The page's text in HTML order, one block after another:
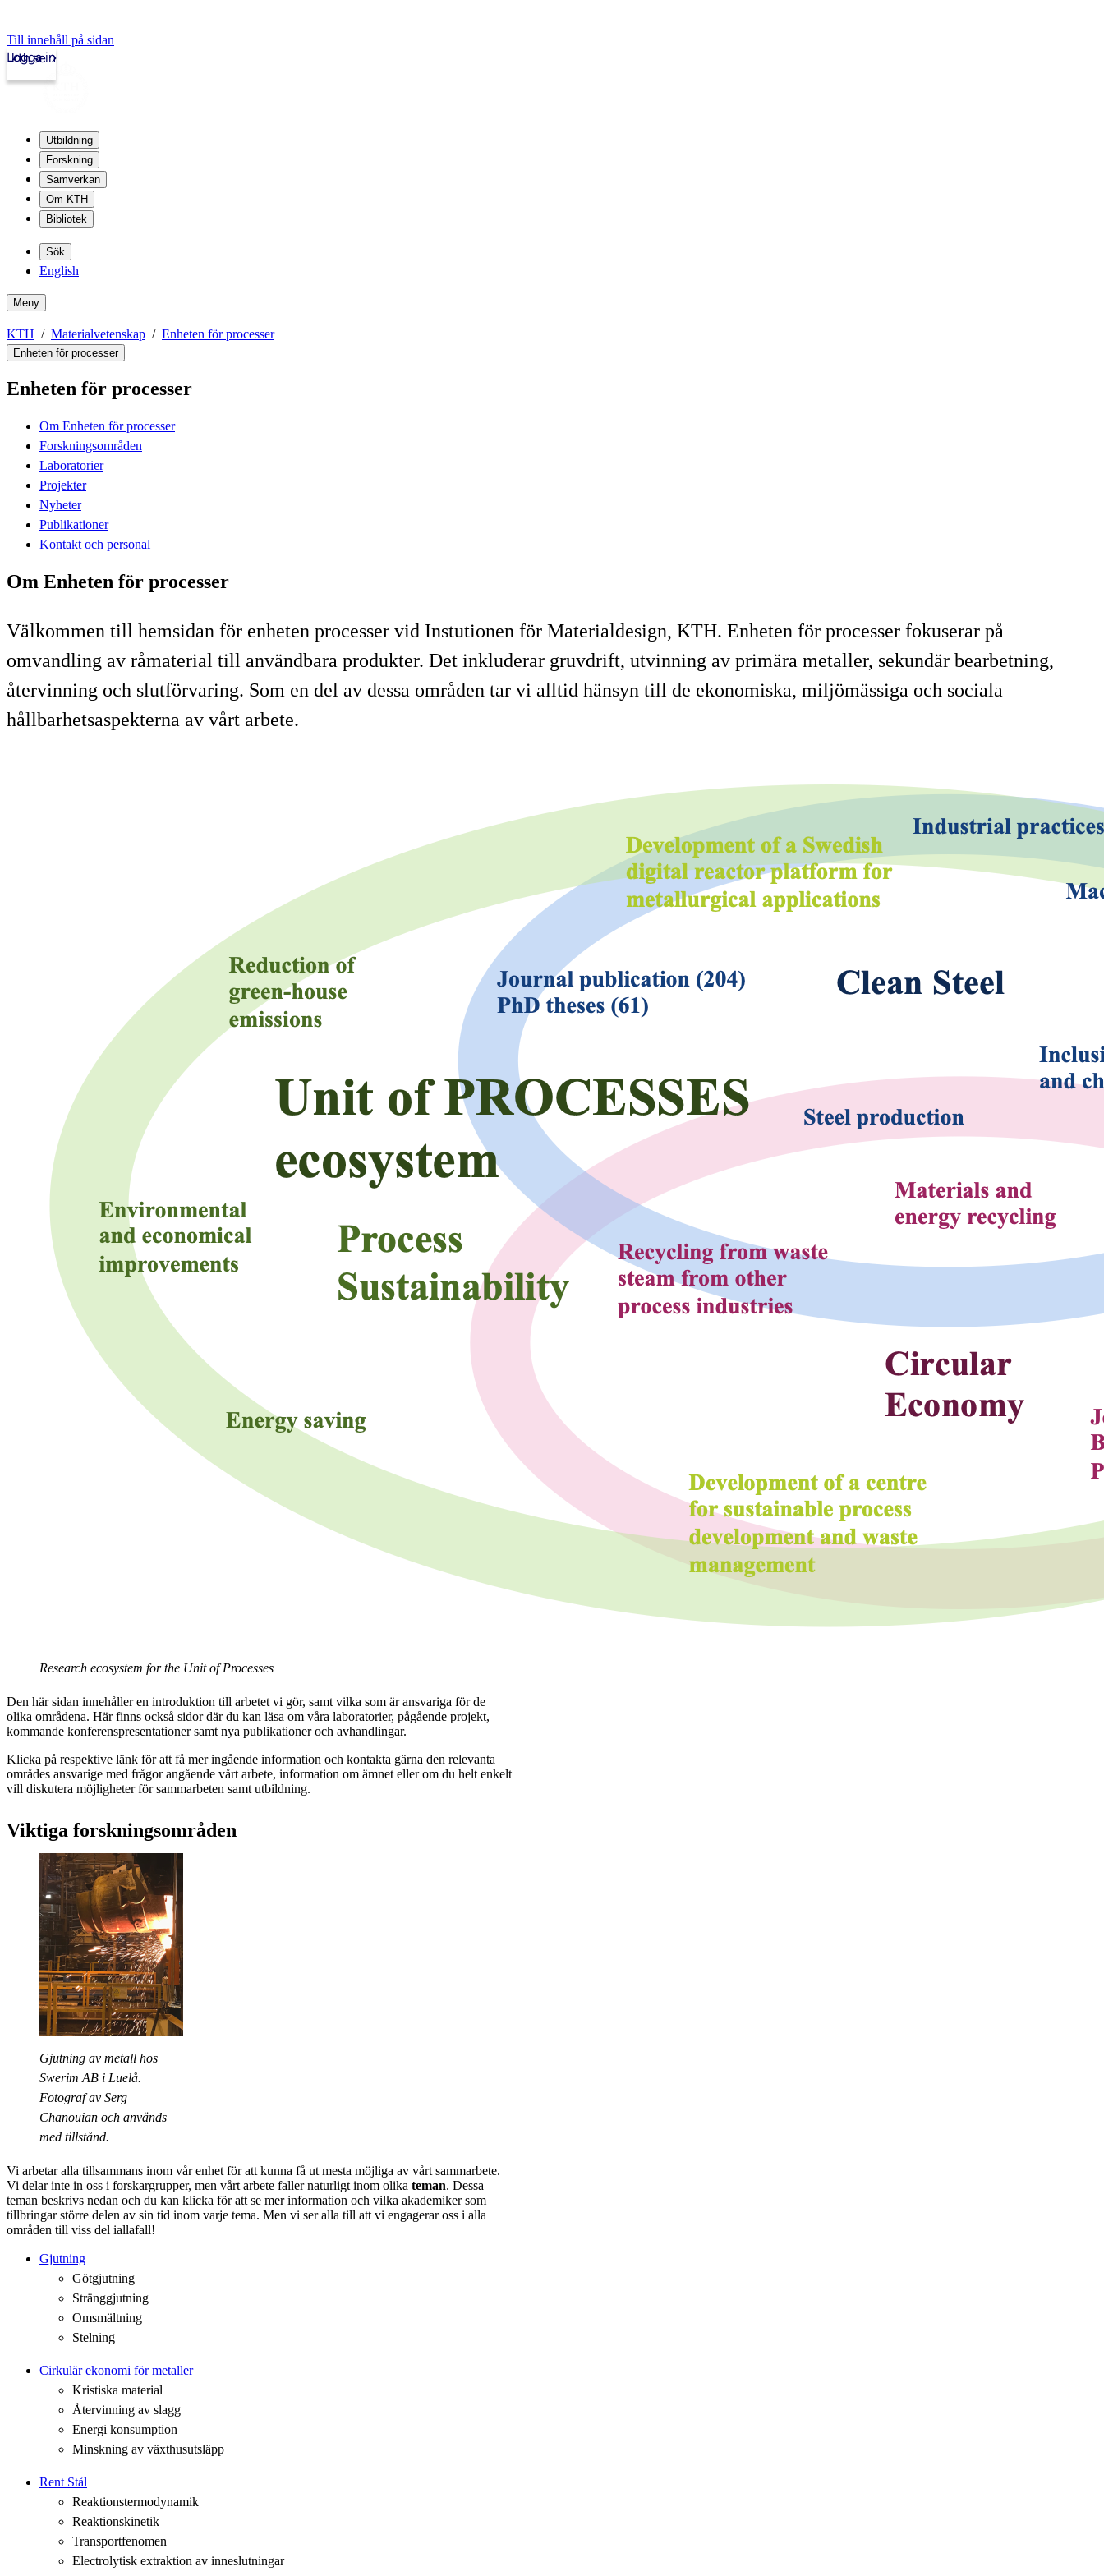
Till innehåll på sidan
kth.se
Logga in
Utbildning
Forskning
Samverkan
Om KTH
Bibliotek
Sök
English
Meny
KTH Materialvetenskap Enheten för processer
Enheten för processer
Enheten för processer
Om Enheten för processer
Forskningsområden
Laboratorier
Projekter
Nyheter
Publikationer
Kontakt och personal
Om Enheten för processer
Välkommen till hemsidan för enheten processer vid Instutionen för Materialdesign, KTH. Enheten för processer fokuserar på
omvandling av råmaterial till användbara produkter. Det inkluderar gruvdrift, utvinning av primära metaller, sekundär bearbetning,
återvinning och slutförvaring. Som en del av dessa områden tar vi alltid hänsyn till de ekonomiska, miljömässiga och sociala
hållbarhetsaspekterna av vårt arbete.
Research ecosystem for the Unit of Processes
Den här sidan innehåller en introduktion till arbetet vi gör, samt vilka som är ansvariga för de
olika områdena. Här finns också sidor där du kan läsa om våra laboratorier, pågående projekt,
kommande konferenspresentationer samt nya publikationer och avhandlingar.
Klicka på respektive länk för att få mer ingående information och kontakta gärna den relevanta
områdes ansvarige med frågor angående vårt arbete, information om ämnet eller om du helt enkelt
vill diskutera möjligheter för sammarbeten samt utbildning.
Viktiga forskningsområden
Gjutning av metall hos
Swerim AB i Luelå.
Fotograf av Serg
Chanouian och används
med tillstånd.
Vi arbetar alla tillsammans inom vår enhet för att kunna få ut mesta möjliga av vårt sammarbete.
Vi delar inte in oss i forskargrupper, men vårt arbete faller naturligt inom olika teman. Dessa
teman beskrivs nedan och du kan klicka för att se mer information och vilka akademiker som
tillbringar större delen av sin tid inom varje tema. Men vi ser alla till att vi engagerar oss i alla
områden till viss del iallafall!
Gjutning
Götgjutning
Stränggjutning
Omsmältning
Stelning
Cirkulär ekonomi för metaller
Kristiska material
Återvinning av slagg
Energi konsumption
Minskning av växthusutsläpp
Rent Stål
Reaktionstermodynamik
Reaktionskinetik
Transportfenomen
Electrolytisk extraktion av inneslutningar